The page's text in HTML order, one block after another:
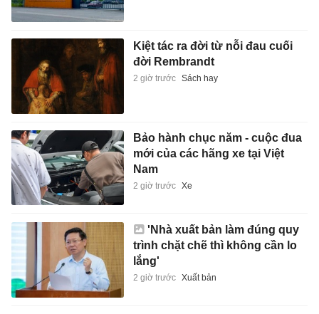
Kiệt tác ra đời từ nỗi đau cuối
đời Rembrandt
2 giờ trước Sách hay
Bảo hành chục năm - cuộc đua
mới của các hãng xe tại Việt
Nam
2 giờ trước Xe
'Nhà xuất bản làm đúng quy
trình chặt chẽ thì không cần lo
lắng'
2 giờ trước Xuất bản